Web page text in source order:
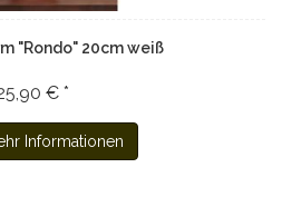
"Rondo" 20cm weiß
€ *
Informationen